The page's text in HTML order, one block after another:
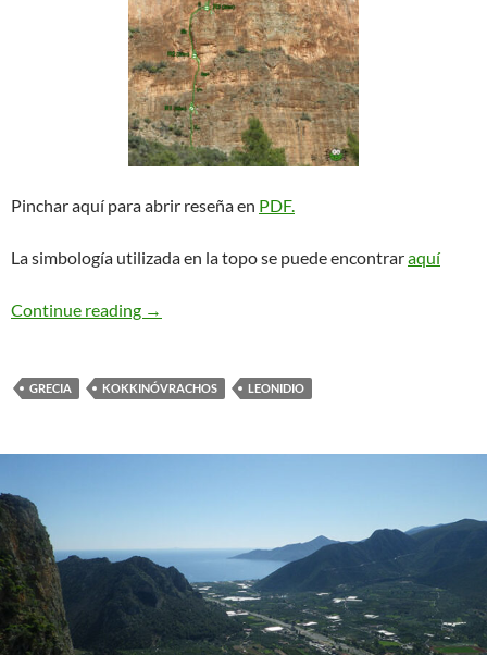
Pinchar aquí para abrir reseña en PDF.
La simbología utilizada en la topo se puede encontraraquí
Continue reading Mazi. Leonidio
→
GRECIA KOKKINÓVRACHOS LEONIDIO